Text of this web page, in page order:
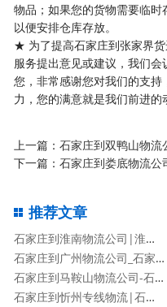
物品；如果您的货物需要临
以便安排仓库存放。
★ 为了提高石家庄到张家界
服务提出意见或建议，我们
您，非常感谢您对我们的支
力，您的满意就是我们前进的
上一篇：石家庄到双鸭山物
下一篇：石家庄到娄底物流
推荐文章
石家庄到淮南物流公司|淮南专线
石家庄到广州物流公司_石家庄到广州物流专线
石家庄到马鞍山物流公司-石家庄到马鞍山货运专线
石家庄到忻州专线物流|石家庄到忻州物流公司